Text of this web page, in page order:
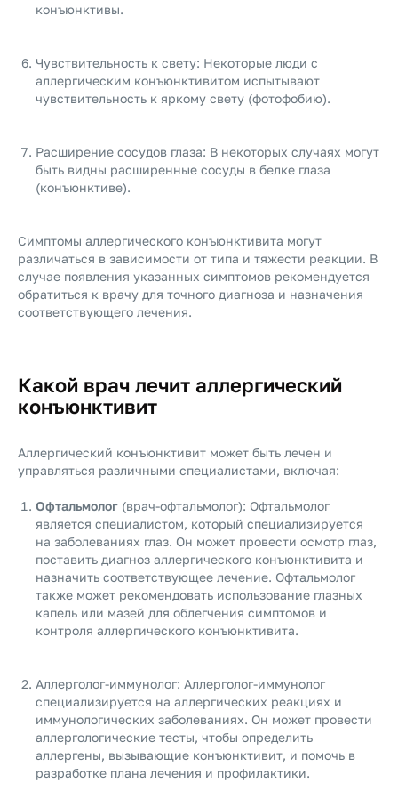
конъюнктивы.
Чувствительность к свету: Некоторые люди с
аллергическим конъюнктивитом испытывают
чувствительность к яркому свету (фотофобию).
Расширение сосудов глаза: В некоторых случаях могут
быть видны расширенные сосуды в белке глаза
(конъюнктиве).
Симптомы аллергического конъюнктивита могут
различаться в зависимости от типа и тяжести реакции. В
случае появления указанных симптомов рекомендуется
обратиться к врачу для точного диагноза и назначения
соответствующего лечения.
Какой врач лечит аллергический
конъюнктивит
Аллергический конъюнктивит может быть лечен и
управляться различными специалистами, включая:
Офтальмолог (врач-офтальмолог): Офтальмолог
является специалистом, который специализируется
на заболеваниях глаз. Он может провести осмотр глаз,
поставить диагноз аллергического конъюнктивита и
назначить соответствующее лечение. Офтальмолог
также может рекомендовать использование глазных
капель или мазей для облегчения симптомов и
контроля аллергического конъюнктивита.
Аллерголог-иммунолог: Аллерголог-иммунолог
специализируется на аллергических реакциях и
иммунологических заболеваниях. Он может провести
аллергологические тесты, чтобы определить
аллергены, вызывающие конъюнктивит, и помочь в
разработке плана лечения и профилактики.